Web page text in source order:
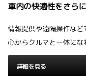
車内の快適性をさら
情報提供や遠隔操作など
心からクルマと一体にな
詳細を見る